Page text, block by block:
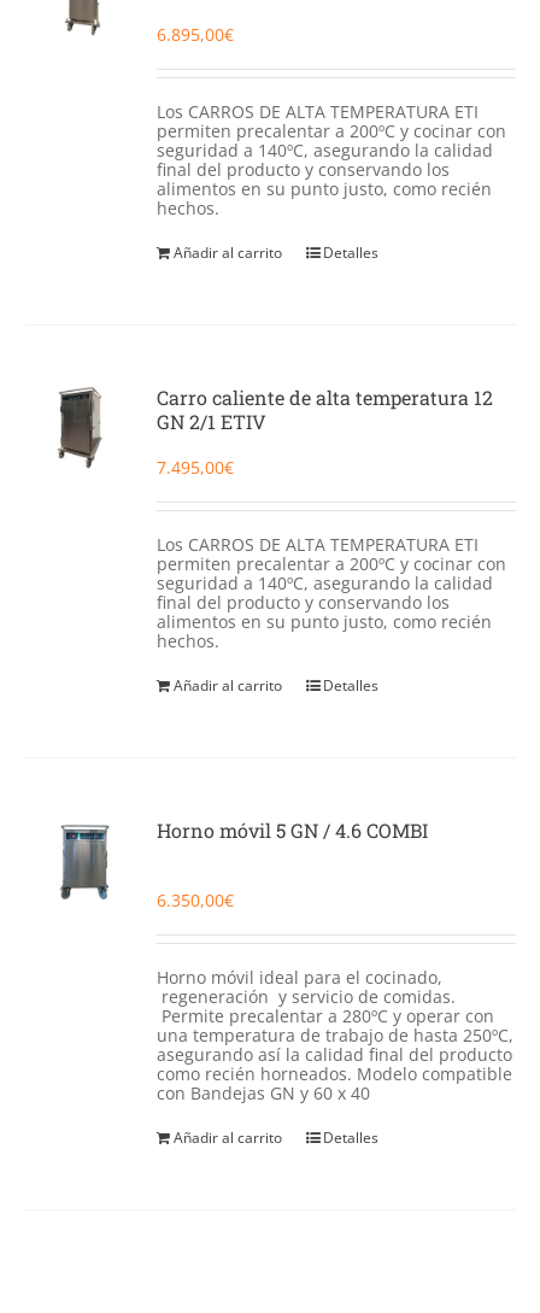
6.895,00€
Los CARROS DE ALTA TEMPERATURA ETI
permiten precalentar a 200ºC y cocinar con
seguridad a 140ºC, asegurando la calidad
final del producto y conservando los
alimentos en su punto justo, como recién
hechos.
Añadir al carrito Detalles
Carro caliente de alta temperatura 12
GN 2/1 ETIV
7.495,00€
Los CARROS DE ALTA TEMPERATURA ETI
permiten precalentar a 200ºC y cocinar con
seguridad a 140ºC, asegurando la calidad
final del producto y conservando los
alimentos en su punto justo, como recién
hechos.
Añadir al carrito Detalles
Horno móvil 5 GN / 4.6 COMBI
6.350,00€
Horno móvil ideal para el cocinado,
regeneración y servicio de comidas.
Permite precalentar a 280ºC y operar con
una temperatura de trabajo de hasta 250ºC,
asegurando así la calidad final del producto
como recién horneados. Modelo compatible
con Bandejas GN y 60 x 40
Añadir al carrito Detalles